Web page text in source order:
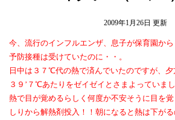
2009年1月26日
今、流行のインフルエンザ、息子が保育園から
予防接種は受けていたのに・・。
日中は３７℃代の熱で済んでいたのですが、夕
３９’７℃あたりをゼイゼイとさまよっていまし
熱で目が覚めるらしく何度か不安そうに目を
しりから解熱剤投入！！朝になると熱は下がる